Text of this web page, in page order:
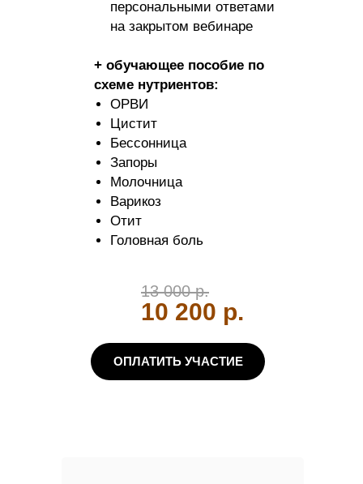
персональными ответами
на закрытом вебинаре
+ обучающее пособие по
схеме нутриентов:
ОРВИ
Цистит
Бессонница
Запоры
Молочница
Варикоз
Отит
Головная боль
13 000 р.
10 200 р.
ОПЛАТИТЬ УЧАСТИЕ
ЧЕК-АП БЕЗ
АНАЛИЗОВ
Вы сможете
диагностировать
причинусвоего
недомогания еще
сдачи анализов